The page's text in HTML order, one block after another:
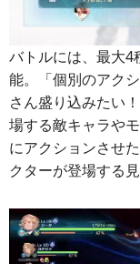
バトルには、最大4
能。「個別のアク
さん盛り込みたい
場する敵キャラや
にアクションさせ
クターが登場する